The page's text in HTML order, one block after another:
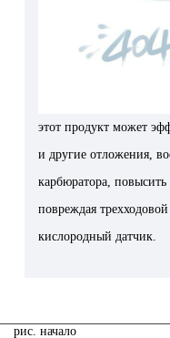
этот продукт может
и другие отложения,
карбюратора,
повреждая
кислородный датчик.
pис. начало